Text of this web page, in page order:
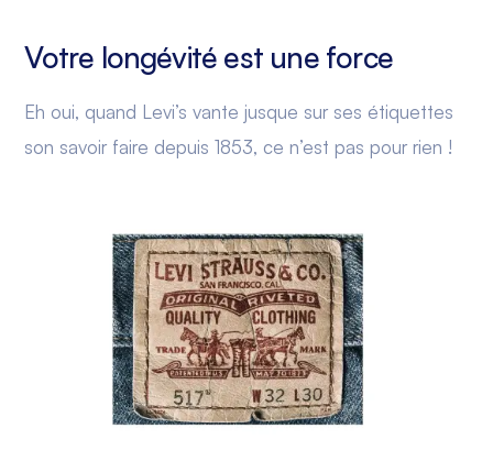
Votre longévité est une force
Eh oui, quand Levi’s vante jusque sur ses étiquettes
son savoir faire depuis 1853, ce n’est pas pour rien !